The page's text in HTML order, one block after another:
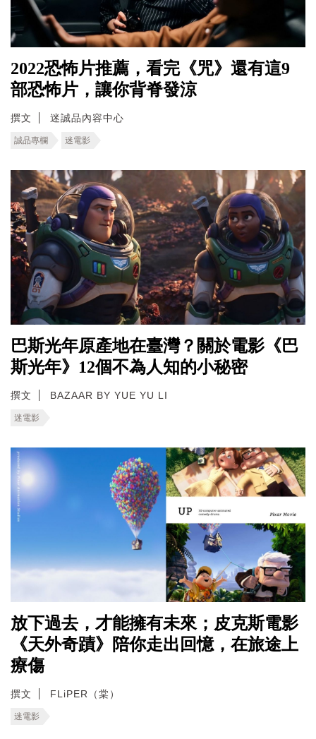
2022恐怖片推薦，看完《咒》還有這9
部恐怖片，讓你背脊發涼
撰文 迷誠品內容中心
誠品專欄 迷電影
巴斯光年原產地在臺灣？關於電影《巴
斯光年》12個不為人知的小秘密
撰文 BAZAAR BY YUE YU LI
迷電影
放下過去，才能擁有未來；皮克斯電影
《天外奇蹟》陪你走出回憶，在旅途上
療傷
撰文 FLiPER（棠）
迷電影